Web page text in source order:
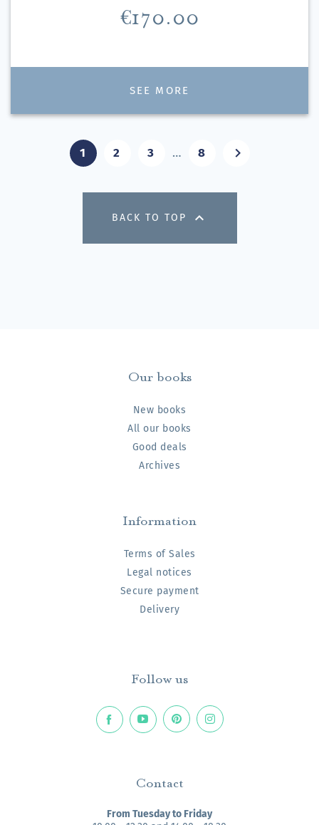
Price
€170.00
SEE MORE
1 2 3 … 8 
BACK TO TOP 
Our books
New books
All our books
Good deals
Archives
Information
Terms of Sales
Legal notices
Secure payment
Delivery
Follow us
Contact
From Tuesday to Friday